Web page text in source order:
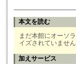
本文を読む
まだ本館にオーソラ
イズされていません
加えサービス